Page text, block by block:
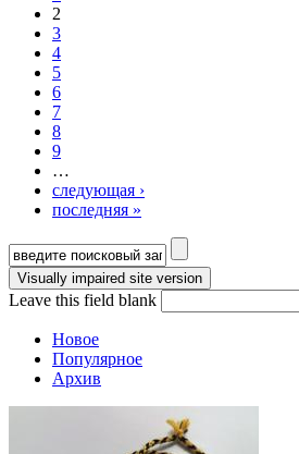
2
3
4
5
6
7
8
9
…
следующая ›
последняя »
Форма поиска
Leave this field blank
Новое
Популярное
Архив